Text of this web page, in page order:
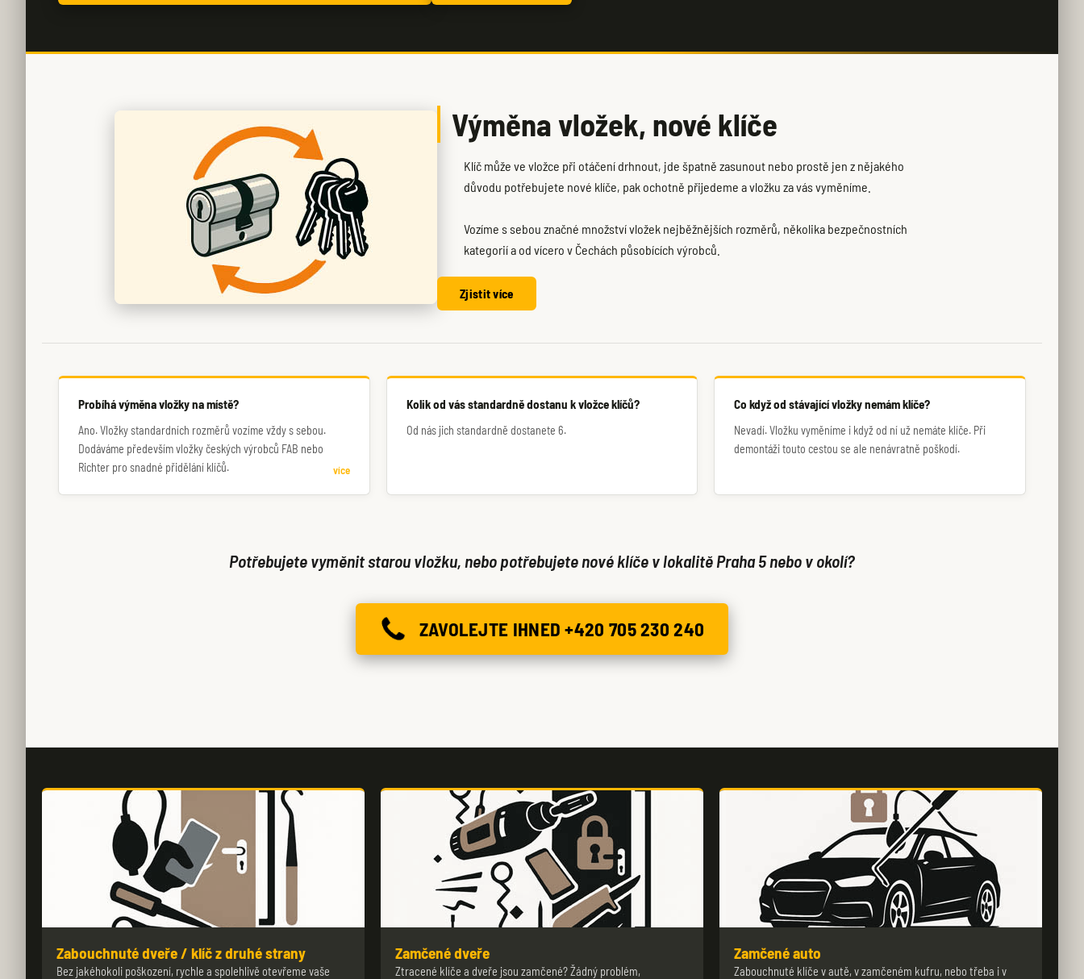
Výměna vložek, nové klíče
Klíč může ve vložce při otáčení drhnout, jde špatně zasunout nebo prostě jen z nějakého
důvodu potřebujete nové klíče, pak ochotně přijedeme a vložku za vás vyměníme.
Vozíme s sebou značné množství vložek nejběžnějších rozměrů, několika bezpečnostních
kategorií a od vícero v Čechách působících výrobců.
Zjistit více
Probíhá výměna vložky na místě?
Ano. Vložky standardních rozměrů vozíme vždy s sebou.
Dodáváme především vložky českých výrobců FAB nebo
Richter pro snadné přidělání klíčů.
více
Kolik od vás standardně dostanu k vložce klíčů?
Od nás jich standardně dostanete 6.
Co když od stávající vložky nemám klíče?
Nevadí. Vložku vyměníme i když od ní už nemáte klíče. Při
demontáži touto cestou se ale nenávratně poškodí.
Potřebujete vyměnit starou vložku, nebo potřebujete nové klíče v lokalitě Praha 5 nebo v okolí?
ZAVOLEJTE IHNED +420 705 230 240
Zabouchnuté dveře / klíč z druhé strany
Bez jakéhokoli poškození, rychle a spolehlivě otevřeme vaše
Zamčené dveře
Ztracené klíče a dveře jsou zamčené? Žádný problém,
Zamčené auto
Zabouchnuté klíče v autě, v zamčeném kufru, nebo třeba i v